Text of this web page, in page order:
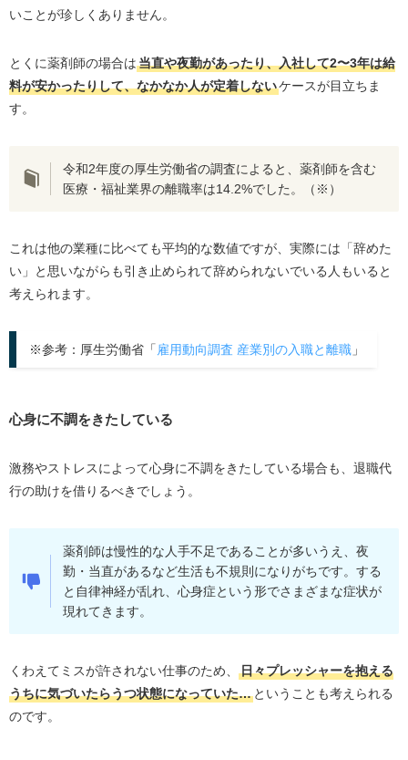
薬剤師におすすめの退職代行サービス2選
退職代行OITOMA
会社から連絡がきたらどうする？
いことが珍しくありません。
とくに薬剤師の場合は当直や夜勤があったり、入社して2〜3年は給
料が安かったりして、なかなか人が定着しないケースが目立ちま
す。
令和2年度の厚生労働省の調査によると、薬剤師を含む
医療・福祉業界の離職率は14.2%でした。（※）
これは他の業種に比べても平均的な数値ですが、実際には「辞めた
い」と思いながらも引き止められて辞められないでいる人もいると
考えられます。
※参考：厚生労働省「雇用動向調査 産業別の入職と離職」
心身に不調をきたしている
激務やストレスによって心身に不調をきたしている場合も、退職代
行の助けを借りるべきでしょう。
薬剤師は慢性的な人手不足であることが多いうえ、夜
勤・当直があるなど生活も不規則になりがちです。する
と自律神経が乱れ、心身症という形でさまざまな症状が
現れてきます。
くわえてミスが許されない仕事のため、
日々プレッシャーを抱える
うちに気づいたらうつ状態になっていた…ということも考えられる
のです。